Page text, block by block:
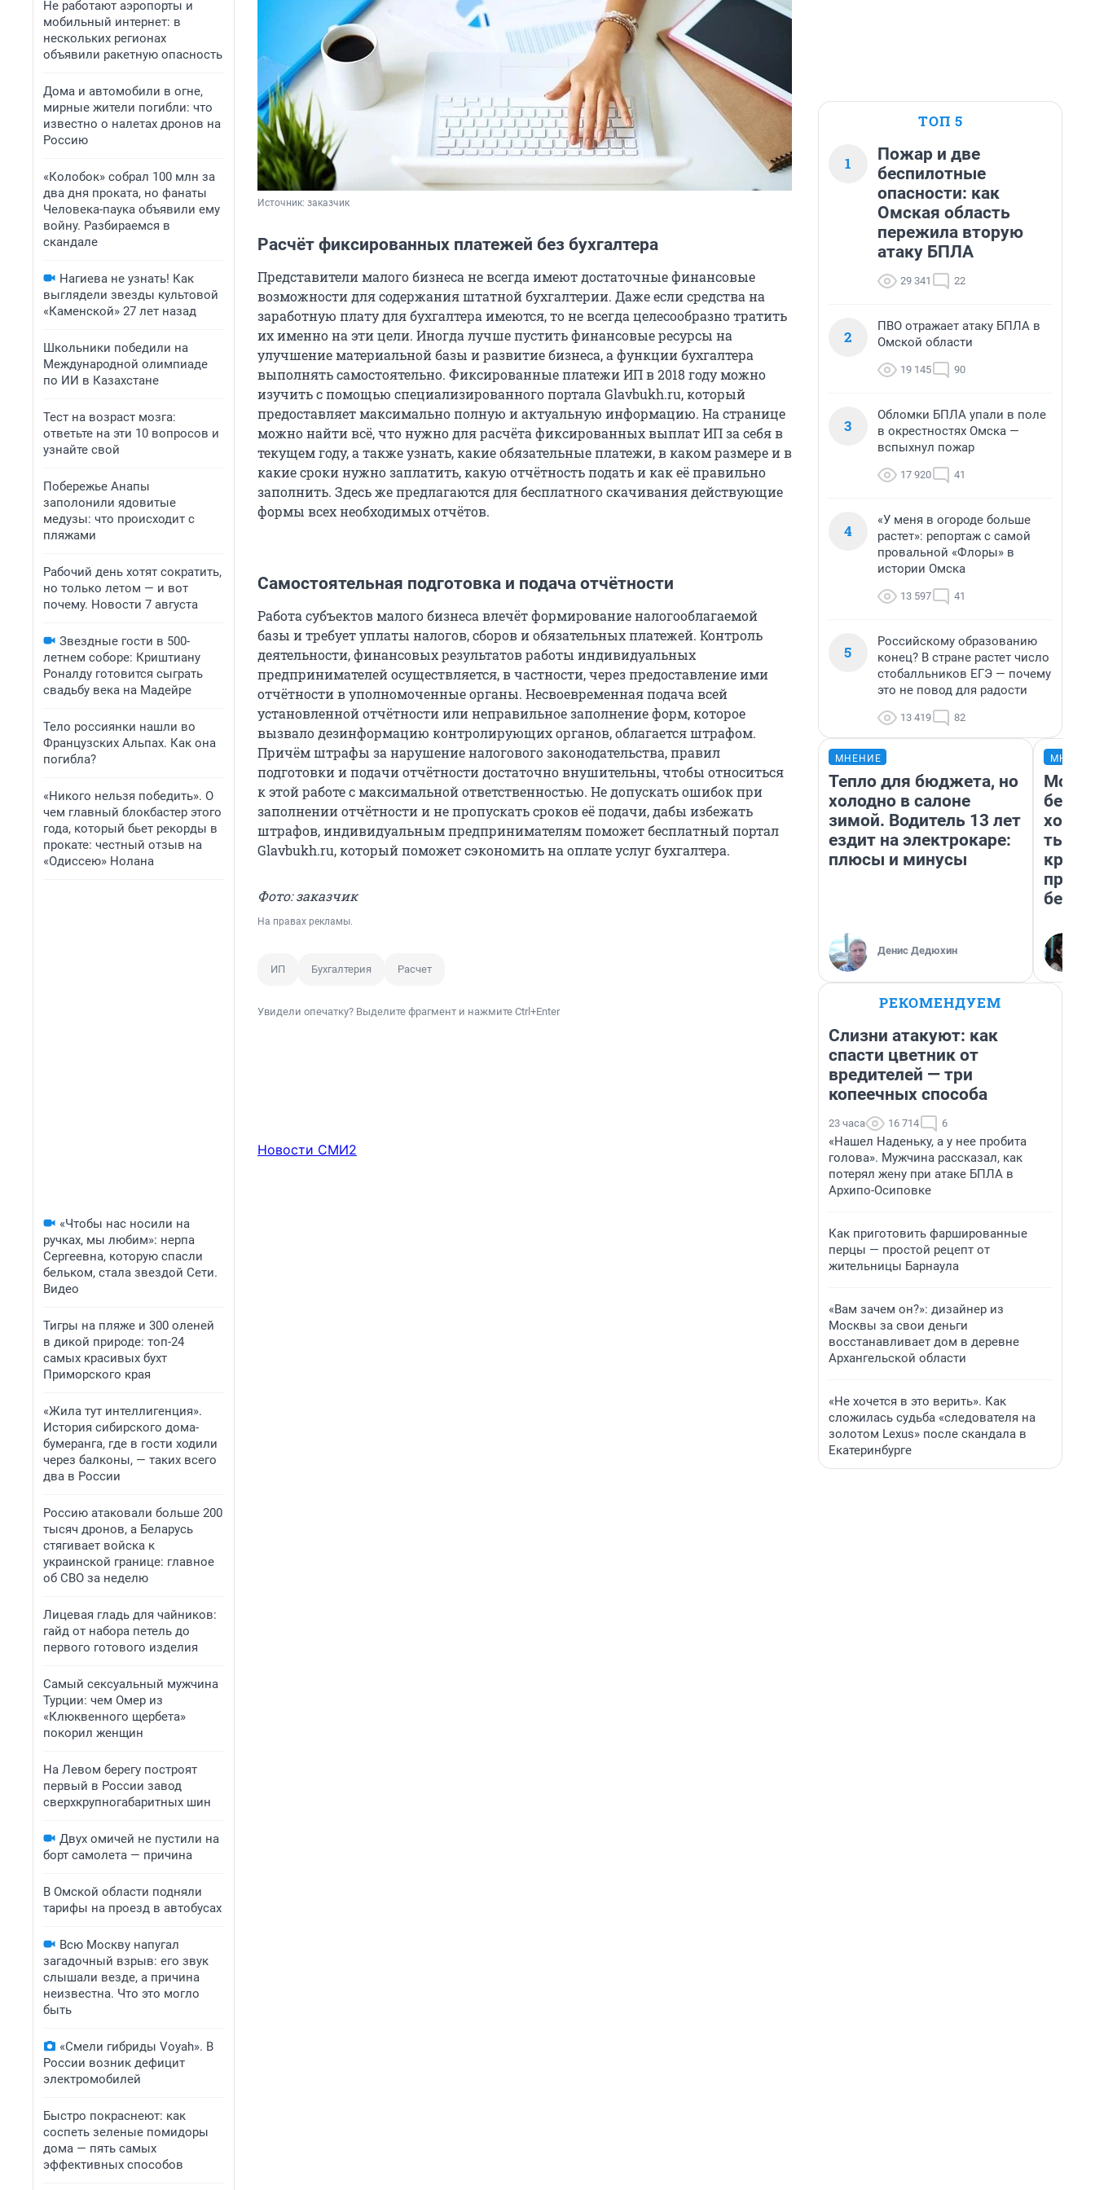
Не работают аэропорты и
мобильный интернет: в
нескольких регионах
объявили ракетную опасность
Дома и автомобили в огне,
мирные жители погибли: что
известно о налетах дронов на
Россию
«Колобок» собрал 100 млн за
два дня проката, но фанаты
Человека-паука объявили ему
войну. Разбираемся в
скандале
Нагиева не узнать! Как
выглядели звезды культовой
«Каменской» 27 лет назад
Школьники победили на
Международной олимпиаде
по ИИ в Казахстане
Тест на возраст мозга:
ответьте на эти 10 вопросов и
узнайте свой
Побережье Анапы
заполонили ядовитые
медузы: что происходит с
пляжами
Рабочий день хотят сократить,
но только летом — и вот
почему. Новости 7 августа
Звездные гости в 500-
летнем соборе: Криштиану
Роналду готовится сыграть
свадьбу века на Мадейре
Тело россиянки нашли во
Французских Альпах. Как она
погибла?
«Никого нельзя победить». О
чем главный блокбастер этого
года, который бьет рекорды в
прокате: честный отзыв на
«Одиссею» Нолана
«Чтобы нас носили на
ручках, мы любим»: нерпа
Сергеевна, которую спасли
бельком, стала звездой Сети.
Видео
Тигры на пляже и 300 оленей
в дикой природе: топ-24
самых красивых бухт
Приморского края
«Жила тут интеллигенция».
История сибирского дома-
бумеранга, где в гости ходили
через балконы, — таких всего
два в России
Россию атаковали больше 200
тысяч дронов, а Беларусь
стягивает войска к
украинской границе: главное
об СВО за неделю
Лицевая гладь для чайников:
гайд от набора петель до
первого готового изделия
Самый сексуальный мужчина
Турции: чем Омер из
«Клюквенного щербета»
покорил женщин
На Левом берегу построят
первый в России завод
сверхкрупногабаритных шин
Двух омичей не пустили на
борт самолета — причина
В Омской области подняли
тарифы на проезд в автобусах
Всю Москву напугал
загадочный взрыв: его звук
слышали везде, а причина
неизвестна. Что это могло
быть
«Смели гибриды Voyah». В
России возник дефицит
электромобилей
Быстро покраснеют: как
соспеть зеленые помидоры
дома — пять самых
эффективных способов
Источник: заказчик
Расчёт фиксированных платежей без бухгалтера
Представители малого бизнеса не всегда имеют достаточные финансовые
возможности для содержания штатной бухгалтерии. Даже если средства на
заработную плату для бухгалтера имеются, то не всегда целесообразно тратить
их именно на эти цели. Иногда лучше пустить финансовые ресурсы на
улучшение материальной базы и развитие бизнеса, а функции бухгалтера
выполнять самостоятельно. Фиксированные платежи ИП в 2018 году можно
изучить с помощью специализированного портала Glavbukh.ru, который
предоставляет максимально полную и актуальную информацию. На странице
можно найти всё, что нужно для расчёта фиксированных выплат ИП за себя в
текущем году, а также узнать, какие обязательные платежи, в каком размере и в
какие сроки нужно заплатить, какую отчётность подать и как её правильно
заполнить. Здесь же предлагаются для бесплатного скачивания действующие
формы всех необходимых отчётов.
Самостоятельная подготовка и подача отчётности
Работа субъектов малого бизнеса влечёт формирование налогооблагаемой
базы и требует уплаты налогов, сборов и обязательных платежей. Контроль
деятельности, финансовых результатов работы индивидуальных
предпринимателей осуществляется, в частности, через предоставление ими
отчётности в уполномоченные органы. Несвоевременная подача всей
установленной отчётности или неправильное заполнение форм, которое
вызвало дезинформацию контролирующих органов, облагается штрафом.
Причём штрафы за нарушение налогового законодательства, правил
подготовки и подачи отчётности достаточно внушительны, чтобы относиться
к этой работе с максимальной ответственностью. Не допускать ошибок при
заполнении отчётности и не пропускать сроков её подачи, дабы избежать
штрафов, индивидуальным предпринимателям поможет бесплатный портал
Glavbukh.ru, который поможет сэкономить на оплате услуг бухгалтера.
Фото: заказчик
На правах рекламы.
ИП Бухгалтерия Расчет
Увидели опечатку? Выделите фрагмент и нажмите Ctrl+Enter
Новости СМИ2
ТОП 5
1
Пожар и две
беспилотные
опасности: как
Омская область
пережила вторую
атаку БПЛА
29 341 22
2
ПВО отражает атаку БПЛА в
Омской области
19 145 90
3
Обломки БПЛА упали в поле
в окрестностях Омска —
вспыхнул пожар
17 920 41
4
«У меня в огороде больше
растет»: репортаж с самой
провальной «Флоры» в
истории Омска
13 597 41
5
Российскому образованию
конец? В стране растет число
стобалльников ЕГЭ — почему
это не повод для радости
13 419 82
МНЕНИЕ
Тепло для бюджета, но
холодно в салоне
зимой. Водитель 13 лет
ездит на электрокаре:
плюсы и минусы
Денис Дедюхин
Мой
РЕКОМЕНДУЕМ
Слизни атакуют: как
спасти цветник от
вредителей — три
копеечных способа
23 часа 16 714 6
«Нашел Наденьку, а у нее пробита
голова». Мужчина рассказал, как
потерял жену при атаке БПЛА в
Архипо-Осиповке
Как приготовить фаршированные
перцы — простой рецепт от
жительницы Барнаула
«Вам зачем он?»: дизайнер из
Москвы за свои деньги
восстанавливает дом в деревне
Архангельской области
«Не хочется в это верить». Как
сложилась судьба «следователя на
золотом Lexus» после скандала в
Екатеринбурге